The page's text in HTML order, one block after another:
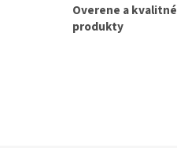
Overene a kvalitné
produkty